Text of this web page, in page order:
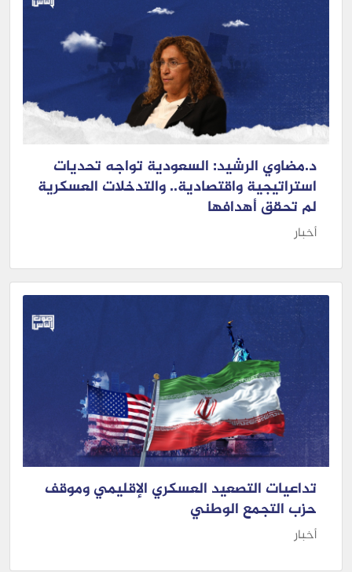
د.مضاوي الرشيد: السعودية تواجه تحديات
استراتيجية واقتصادية.. والتدخلات العسكرية
لم تحقق أهدافها
أخبار
تداعيات التصعيد العسكري الإقليمي وموقف
حزب التجمع الوطني
أخبار